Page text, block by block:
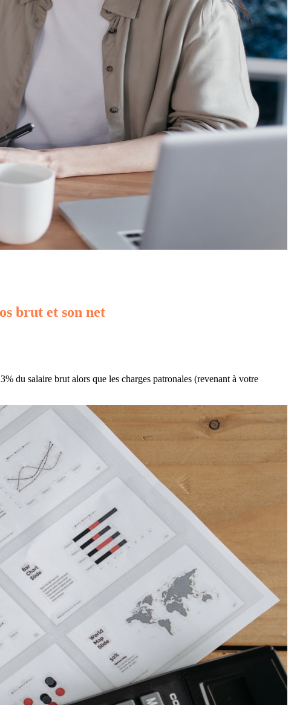
brut et son net
du salaire brut alors que les charges patronales (revenant à votre